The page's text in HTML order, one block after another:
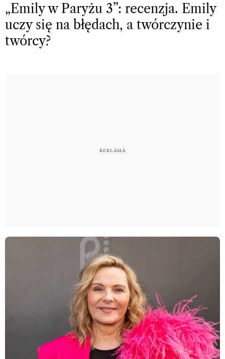
„Emily w Paryżu 3”: recenzja. Emily
uczy się na błędach, a twórczynie i
twórcy?